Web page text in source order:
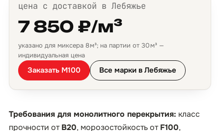
цена с доставкой в Лебяжье
7 850 ₽/м³
указано для миксера 8 м³; на партии от 30 м³ —
индивидуальная цена
Заказать М100 Все марки в Лебяжье
Требования для монолитного перекрытия: класс
прочности отB20, морозостойкость отF100,